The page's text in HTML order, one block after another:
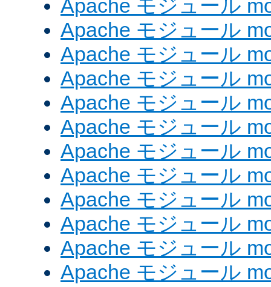
Apache モジュール
Apache モジュール
Apache モジュール
Apache モジュール
Apache モジュール
Apache モジュール
Apache モジュール
Apache モジュール
Apache モジュール
Apache モジュール
Apache モジュール
Apache モジュール